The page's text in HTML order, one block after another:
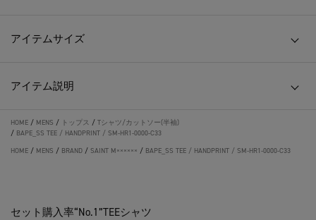
アイテムサイズ
アイテム説明
HOME / MENS / トップス / Tシャツ/カットソー(半袖)
/ BAPE_SS TEE / HANDPRINT / SM-HR1-0000-C33
HOME / MENS / BRAND / SAINT M×××××× / BAPE_SS TEE / HANDPRINT / SM-HR1-0000-C33
セット購入率“No.1”TEEシャツ